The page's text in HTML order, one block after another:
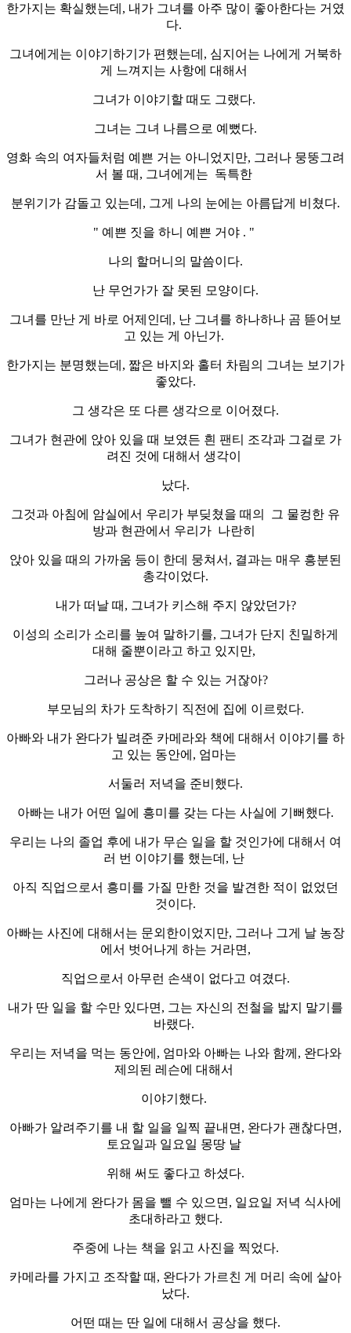
한가지는 확실했는데, 내가 그녀를 아주 많이 좋아한다는 거였
다.
그녀에게는 이야기하기가 편했는데, 심지어는 나에게 거북하
게 느껴지는 사항에 대해서
그녀가 이야기할 때도 그랬다.
그녀는 그녀 나름으로 예뻤다.
영화 속의 여자들처럼 예쁜 거는 아니었지만, 그러나 뭉뚱그려
서 볼 때, 그녀에게는 독특한
분위기가 감돌고 있는데, 그게 나의 눈에는 아름답게 비쳤다.
" 예쁜 짓을 하니 예쁜 거야 . "
나의 할머니의 말씀이다.
난 무언가가 잘 못된 모양이다.
그녀를 만난 게 바로 어제인데, 난 그녀를 하나하나 곰 뜯어보
고 있는 게 아닌가.
한가지는 분명했는데, 짧은 바지와 홀터 차림의 그녀는 보기가
좋았다.
그 생각은 또 다른 생각으로 이어졌다.
그녀가 현관에 앉아 있을 때 보였든 흰 팬티 조각과 그걸로 가
려진 것에 대해서 생각이
났다.
그것과 아침에 암실에서 우리가 부딪쳤을 때의 그 물컹한 유
방과 현관에서 우리가 나란히
앉아 있을 때의 가까움 등이 한데 뭉쳐서, 결과는 매우 흥분된
총각이었다.
내가 떠날 때, 그녀가 키스해 주지 않았던가?
이성의 소리가 소리를 높여 말하기를, 그녀가 단지 친밀하게
대해 줄뿐이라고 하고 있지만,
그러나 공상은 할 수 있는 거잖아?
부모님의 차가 도착하기 직전에 집에 이르렀다.
아빠와 내가 완다가 빌려준 카메라와 책에 대해서 이야기를 하
고 있는 동안에, 엄마는
서둘러 저녁을 준비했다.
아빠는 내가 어떤 일에 흥미를 갖는 다는 사실에 기뻐했다.
우리는 나의 졸업 후에 내가 무슨 일을 할 것인가에 대해서 여
러 번 이야기를 했는데, 난
아직 직업으로서 흥미를 가질 만한 것을 발견한 적이 없었던
것이다.
아빠는 사진에 대해서는 문외한이었지만, 그러나 그게 날 농장
에서 벗어나게 하는 거라면,
직업으로서 아무런 손색이 없다고 여겼다.
내가 딴 일을 할 수만 있다면, 그는 자신의 전철을 밟지 말기를
바랬다.
우리는 저녁을 먹는 동안에, 엄마와 아빠는 나와 함께, 완다와
제의된 레슨에 대해서
이야기했다.
아빠가 알려주기를 내 할 일을 일찍 끝내면, 완다가 괜찮다면,
토요일과 일요일 몽땅 날
위해 써도 좋다고 하셨다.
엄마는 나에게 완다가 몸을 뺄 수 있으면, 일요일 저녁 식사에
초대하라고 했다.
주중에 나는 책을 읽고 사진을 찍었다.
카메라를 가지고 조작할 때, 완다가 가르친 게 머리 속에 살아
났다.
어떤 때는 딴 일에 대해서 공상을 했다.